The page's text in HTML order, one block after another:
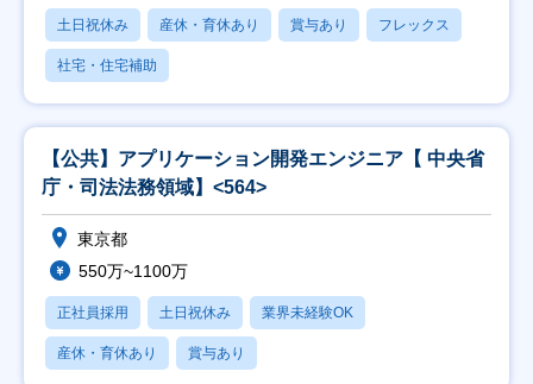
土日祝休み 産休・育休あり 賞与あり フレックス
社宅・住宅補助
【公共】アプリケーション開発エンジニア【 中央省
庁・司法法務領域】<564>
東京都
550万~1100万
正社員採用 土日祝休み 業界未経験OK
産休・育休あり 賞与あり